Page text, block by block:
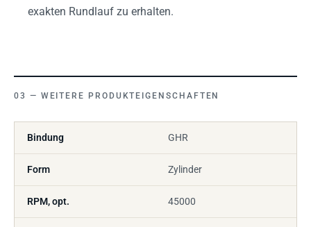
exakten Rundlauf zu erhalten.
WEITERE PRODUKTEIGENSCHAFTEN
Bindung GHR
Form Zylinder
RPM, opt. 45000